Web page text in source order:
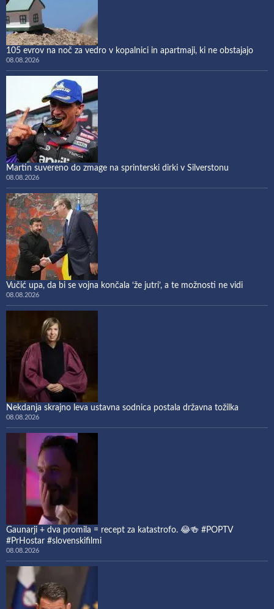
105 evrov na noč za vedro v kopalnici in apartmaji, ki ne obstajajo
08.08.2026
Martin suvereno do zmage na sprinterski dirki v Silverstonu
08.08.2026
Vučić upa, da bi se vojna končala ‘že jutri’, a te možnosti ne vidi
08.08.2026
Nekdanja skrajno leva ustavna sodnica postala državna tožilka
08.08.2026
Gaunarji + dva promila = recept za katastrofo. 😂🍻 #POPTV
#PrHostar #slovenskifilmi
08.08.2026